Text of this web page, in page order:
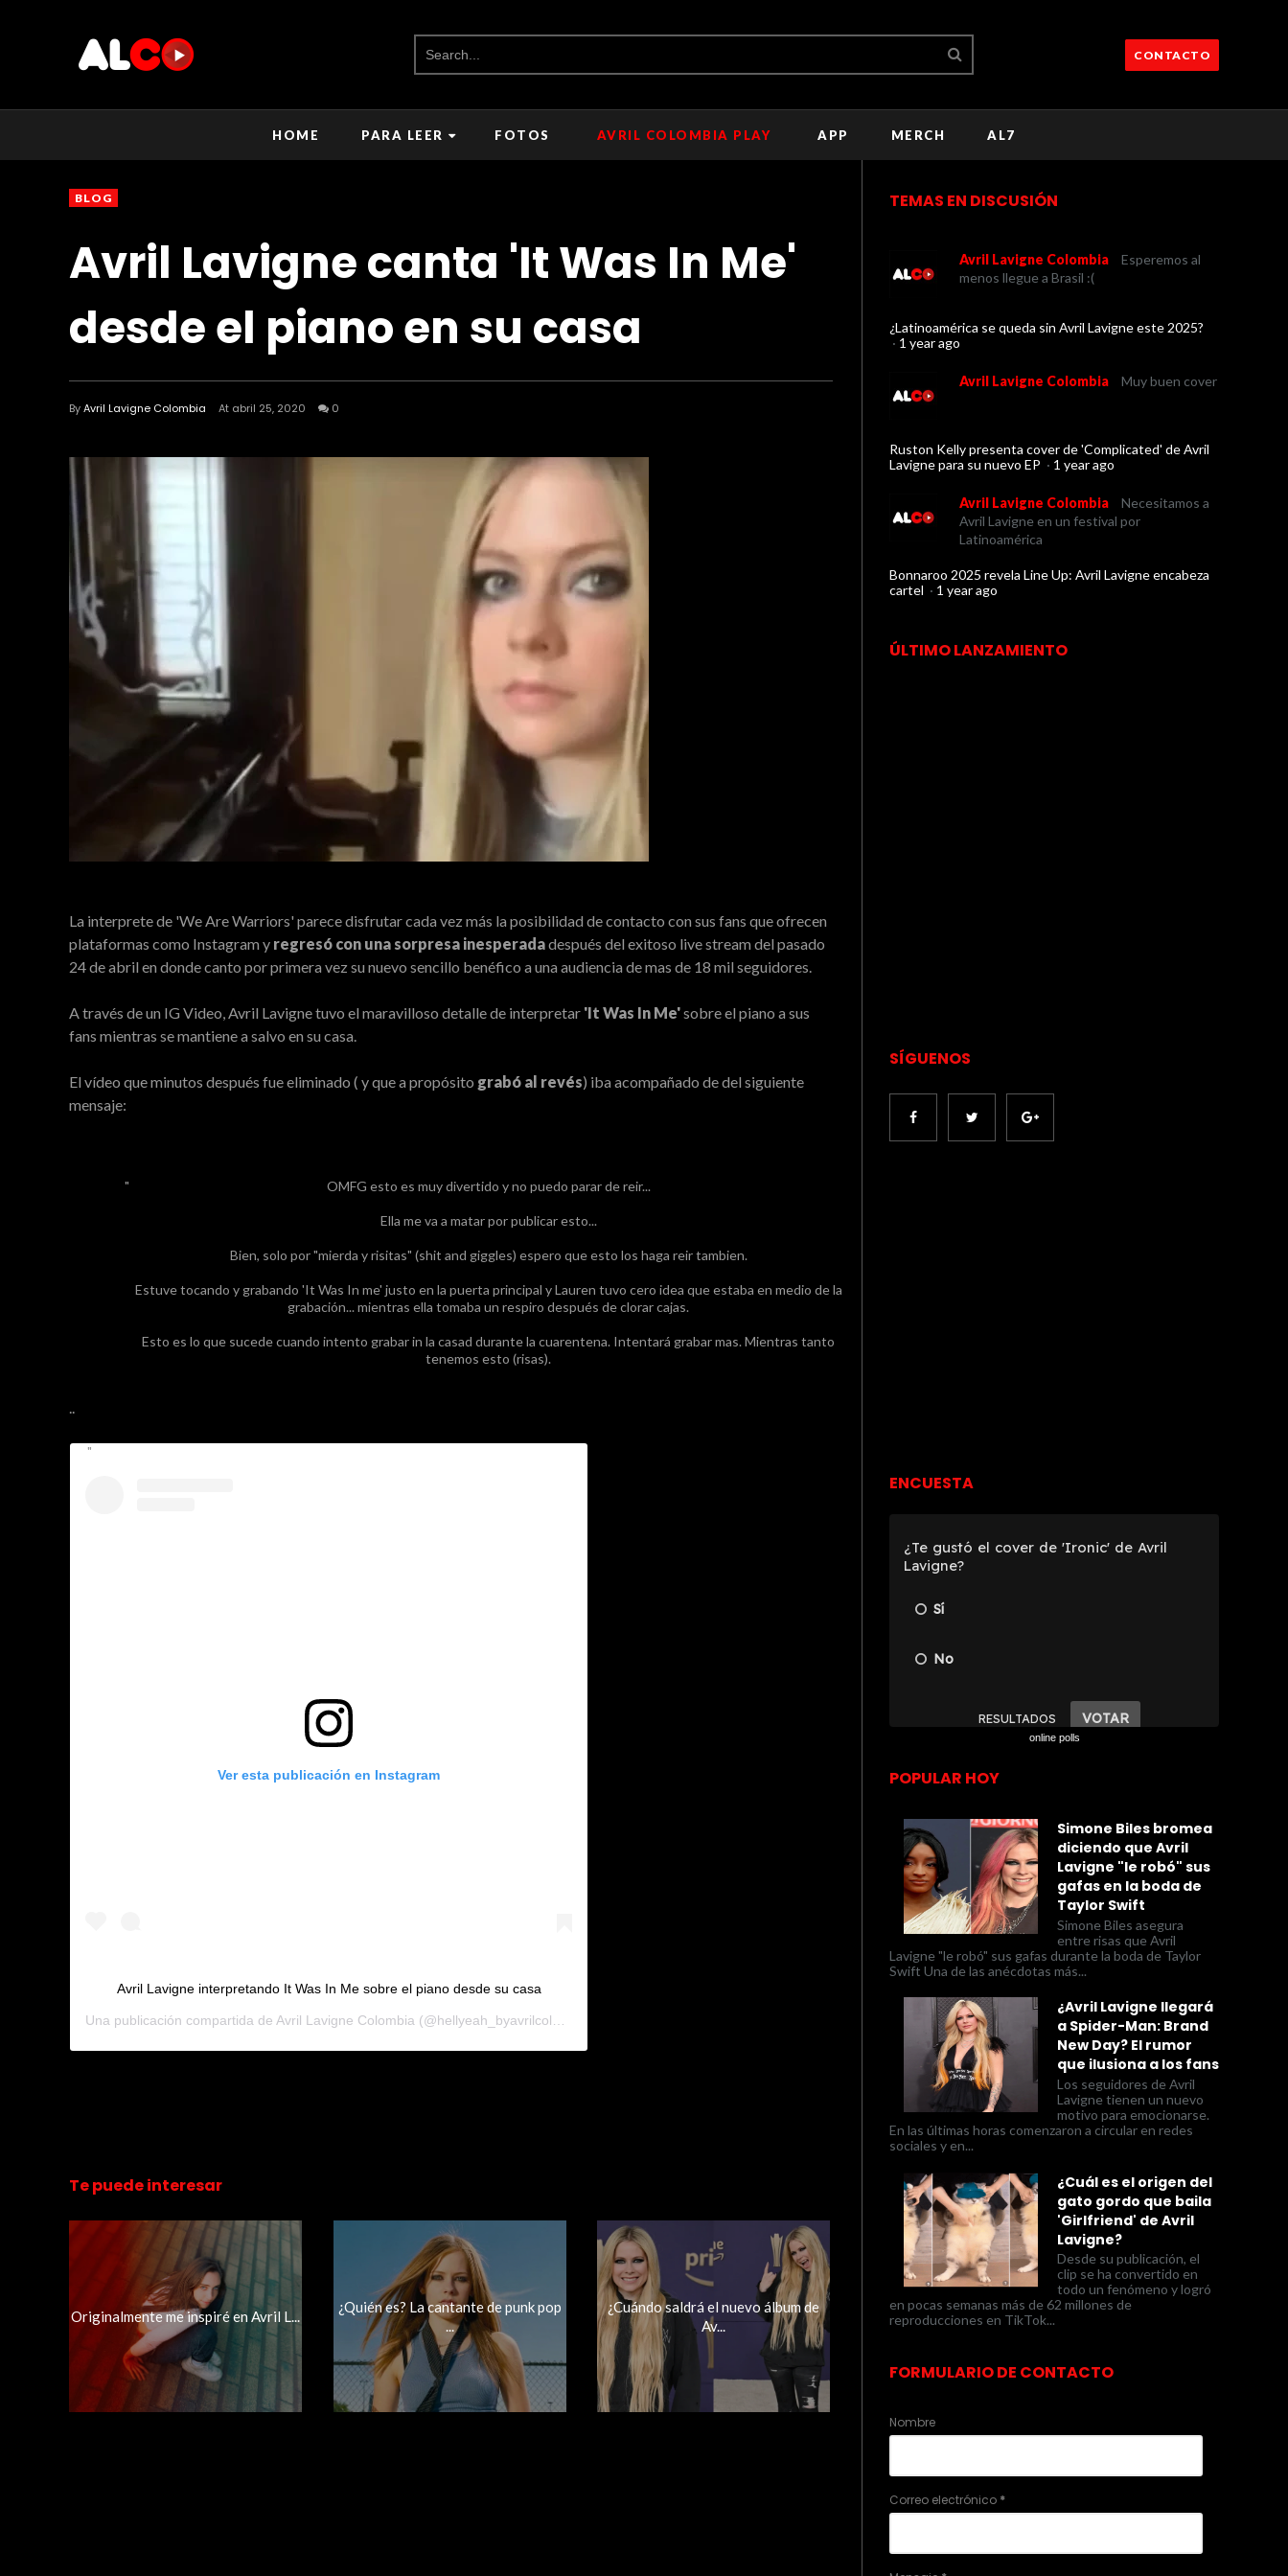
CONTACTO
HOME PARA LEER FOTOS AVRIL COLOMBIA PLAY APP MERCH AL7
BLOG
Avril Lavigne canta 'It Was In Me'
desde el piano en su casa
ByAvril Lavigne Colombia At abril 25, 2020 0
La interprete de 'We Are Warriors' parece disfrutar cada vez más la posibilidad de contacto con sus fans que ofrecen
plataformas como Instagram y regresó con una sorpresa inesperadadespués del exitoso live stream del pasado
24 de abril en donde canto por primera vez su nuevo sencillo benéfico a una audiencia de mas de 18 mil seguidores.
A través de un IG Video, Avril Lavigne tuvo el maravilloso detalle de interpretar 'It Was In Me'sobre el piano a sus
fans mientras se mantiene a salvo en su casa.
El vídeo que minutos después fue eliminado ( y que a propósito grabó al revés) iba acompañado de del siguiente
mensaje:
OMFG esto es muy divertido y no puedo parar de reir...
Ella me va a matar por publicar esto...
Bien, solo por "mierda y risitas" (shit and giggles) espero que esto los haga reir tambien.
Estuve tocando y grabando 'It Was In me' justo en la puerta principal y Lauren tuvo cero idea que estaba en medio de la
grabación... mientras ella tomaba un respiro después de clorar cajas.
Esto es lo que sucede cuando intento grabar in la casad durante la cuarentena. Intentará grabar mas. Mientras tanto
tenemos esto (risas).
..
Ver esta publicación en Instagram
Avril Lavigne interpretando It Was In Me sobre el piano desde su casa
Una publicación compartida de Avril Lavigne Colombia (@hellyeah_byavrilcolombia) el
Te puede interesar
Originalmente me inspiré en Avril L...
¿Quién es? La cantante de punk pop
...
¿Cuándo saldrá el nuevo álbum de
Av...
TEMAS EN DISCUSIÓN
Avril Lavigne Colombia
Esperemos al
menos llegue a Brasil :(
¿Latinoamérica se queda sin Avril Lavigne este 2025?
· 1 year ago
Avril Lavigne Colombia Muy buen cover
Ruston Kelly presenta cover de 'Complicated' de Avril
Lavigne para su nuevo EP · 1 year ago
Avril Lavigne Colombia
Necesitamos a
Avril Lavigne en un festival por
Latinoamérica
Bonnaroo 2025 revela Line Up: Avril Lavigne encabeza
cartel · 1 year ago
ÚLTIMO LANZAMIENTO
SÍGUENOS
ENCUESTA
online polls
POPULAR HOY
Simone Biles bromea
diciendo que Avril
Lavigne "le robó" sus
gafas en la boda de
Taylor Swift
Simone Biles asegura
entre risas que Avril
Lavigne "le robó" sus gafas durante la boda de Taylor
Swift Una de las anécdotas más...
¿Avril Lavigne llegará
a Spider-Man: Brand
New Day? El rumor
que ilusiona a los fans
Los seguidores de Avril
Lavigne tienen un nuevo
motivo para emocionarse.
En las últimas horas comenzaron a circular en redes
sociales y en...
¿Cuál es el origen del
gato gordo que baila
'Girlfriend' de Avril
Lavigne?
Desde su publicación, el
clip se ha convertido en
todo un fenómeno y logró
en pocas semanas más de 62 millones de
reproducciones en TikTok...
FORMULARIO DE CONTACTO
Nombre
Correo electrónico *